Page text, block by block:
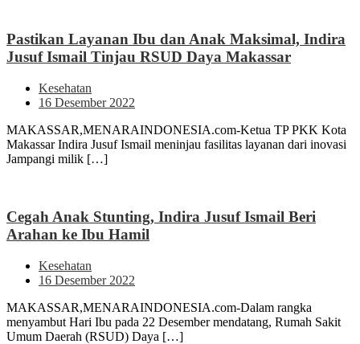
Pastikan Layanan Ibu dan Anak Maksimal, Indira
Jusuf Ismail Tinjau RSUD Daya Makassar
Kesehatan
16 Desember 2022
MAKASSAR,MENARAINDONESIA.com-Ketua TP PKK Kota
Makassar Indira Jusuf Ismail meninjau fasilitas layanan dari inovasi
Jampangi milik […]
Cegah Anak Stunting, Indira Jusuf Ismail Beri
Arahan ke Ibu Hamil
Kesehatan
16 Desember 2022
MAKASSAR,MENARAINDONESIA.com-Dalam rangka
menyambut Hari Ibu pada 22 Desember mendatang, Rumah Sakit
Umum Daerah (RSUD) Daya […]